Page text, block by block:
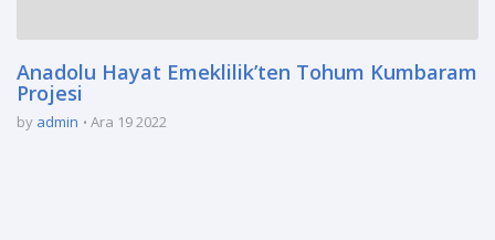
Anadolu Hayat Emeklilik’ten Tohum Kumbaram
Projesi
by admin Ara 19 2022